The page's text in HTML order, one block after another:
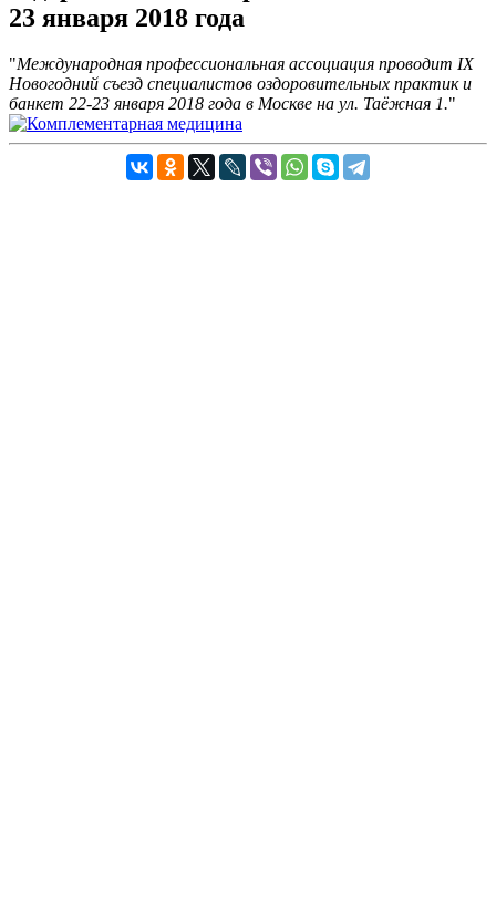
23 января 2018 года
Международная профессиональная ассоциация проводит IX
Новогодний съезд специалистов оздоровительных практик и
банкет 22-23 января 2018 года в Москве на ул. Таёжная 1.